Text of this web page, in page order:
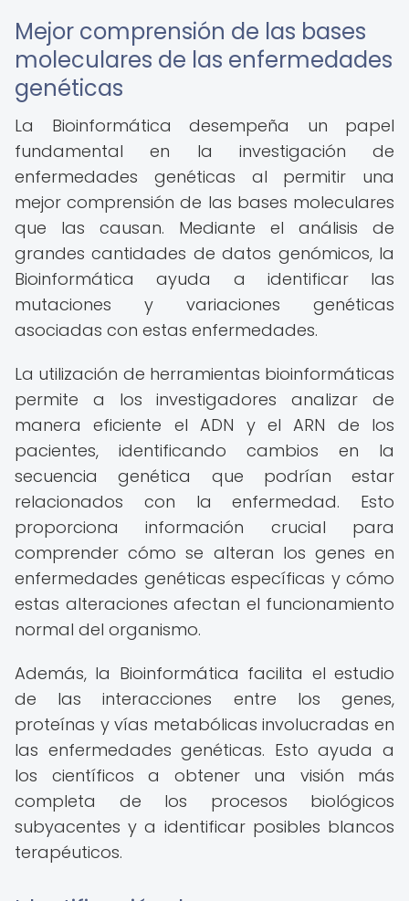
Mejor comprensión de las bases
moleculares de las enfermedades
genéticas
La Bioinformática desempeña un papel
fundamental en la investigación de
enfermedades genéticas al permitir una
mejor comprensión de las bases moleculares
que las causan. Mediante el análisis de
grandes cantidades de datos genómicos, la
Bioinformática ayuda a identificar las
mutaciones y variaciones genéticas
asociadas con estas enfermedades.
La utilización de herramientas bioinformáticas
permite a los investigadores analizar de
manera eficiente el ADN y el ARN de los
pacientes, identificando cambios en la
secuencia genética que podrían estar
relacionados con la enfermedad. Esto
proporciona información crucial para
comprender cómo se alteran los genes en
enfermedades genéticas específicas y cómo
estas alteraciones afectan el funcionamiento
normal del organismo.
Además, la Bioinformática facilita el estudio
de las interacciones entre los genes,
proteínas y vías metabólicas involucradas en
las enfermedades genéticas. Esto ayuda a
los científicos a obtener una visión más
completa de los procesos biológicos
subyacentes y a identificar posibles blancos
terapéuticos.